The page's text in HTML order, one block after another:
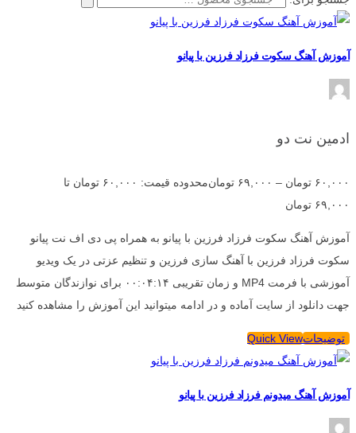
آموزش آهنگ سکوت فرزاد فرزین با پیانو
ادمین نت دو
۶۰,۰۰۰ تومان – ۶۹,۰۰۰ تومان
محدوده قیمت: ۶۰,۰۰۰ تومان تا
۶۹,۰۰۰ تومان
آموزش آهنگ سکوت فرزاد فرزین با پیانو به همراه پی دی اف نت پیانو
سکوت فرزاد فرزین با آهنگ سازی فرزین و تنظیم عزتی در یک ویدیو
آموزشی با فرمت MP4 و زمان تقریبی ۰۰:۰۴:۱۴ برای نوازندگان متوسط
جهت دانلود از سایت آماده و در ادامه میتوانید این آموزش را مشاهده کنید
توضیحاتQuick View
آموزش آهنگ میدونم فرزاد فرزین با پیانو